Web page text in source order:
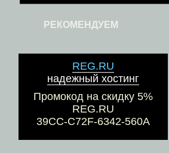
РЕКОМЕНДУЕМ
REG.RU
надежный хостинг
Промокод на скидку 5%
REG.RU
39CC-C72F-6342-560A